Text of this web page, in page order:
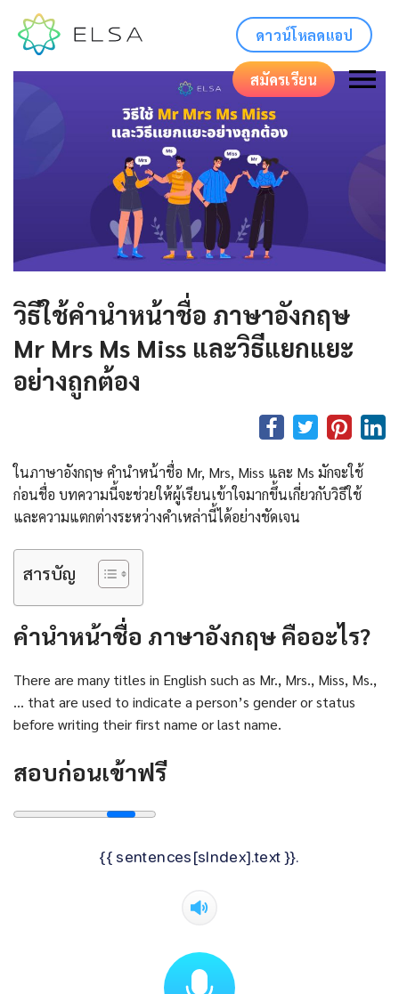
ดาวน์โหลดแอป
สมัครเรียน
วิธีใช้คํานําหน้าชื่อ ภาษาอังกฤษ
Mr Mrs Ms Miss และวิธีแยกแยะ
อย่างถูกต้อง
ในภาษาอังกฤษ คํานําหน้าชื่อ Mr, Mrs, Miss และ Ms มักจะใช้
ก่อนชื่อ บทความนี้จะช่วยให้ผู้เรียนเข้าใจมากขึ้นเกี่ยวกับวิธีใช้
และความแตกต่างระหว่างคำเหล่านี้ได้อย่างชัดเจน
สารบัญ
คํานําหน้าชื่อ ภาษาอังกฤษ คืออะไร?
There are many titles in English such as Mr., Mrs., Miss, Ms.,
… that are used to indicate a person’s gender or status
before writing their first name or last name.
สอบก่อนเข้าฟรี
{{ sentences[sIndex].text }}.